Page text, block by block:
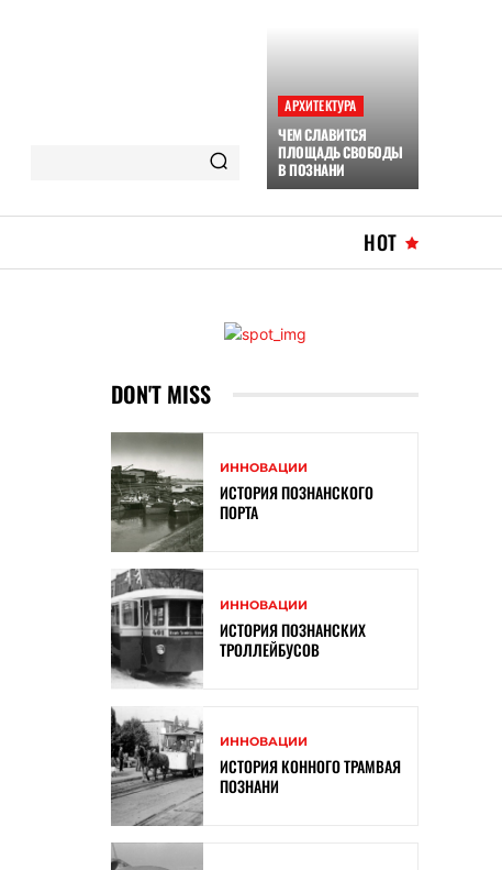
АРХИТЕКТУРА
ЧЕМ СЛАВИТСЯ
ПЛОЩАДЬ СВОБОДЫ
В ПОЗНАНИ
HOT
DON'T MISS
ИННОВАЦИИ
ИСТОРИЯ ПОЗНАНСКОГО
ПОРТА
ИННОВАЦИИ
ИСТОРИЯ ПОЗНАНСКИХ
ТРОЛЛЕЙБУСОВ
ИННОВАЦИИ
ИСТОРИЯ КОННОГО ТРАМВАЯ
ПОЗНАНИ